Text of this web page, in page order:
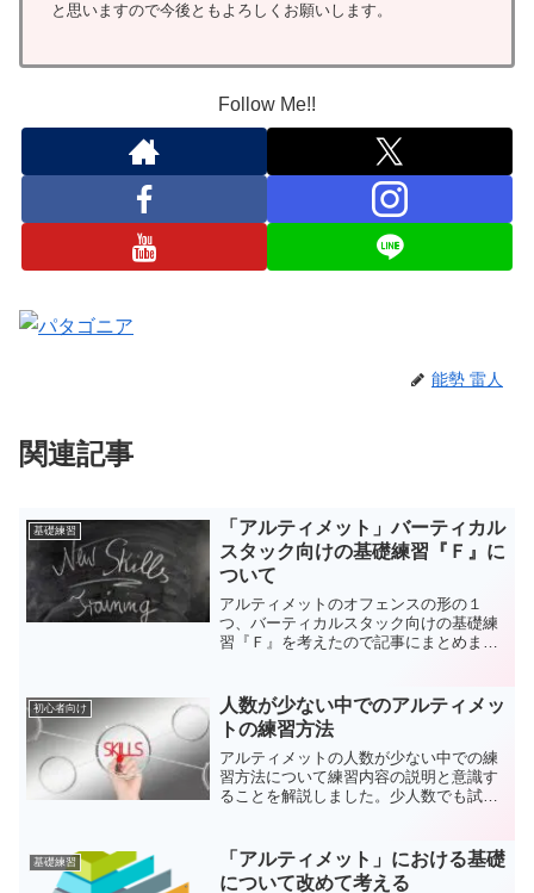
と思いますので今後ともよろしくお願いします。
Follow Me!!
能勢 雷人
関連記事
基礎練習
「アルティメット」バーティカル
スタック向けの基礎練習『Ｆ』に
ついて
アルティメットのオフェンスの形の１
つ、バーティカルスタック向けの基礎練
習『Ｆ』を考えたので記事にまとめまし
初心者向け
人数が少ない中でのアルティメッ
トの練習方法
アルティメットの人数が少ない中での練
習方法について練習内容の説明と意識す
ることを解説しました。少人数でも試合
基礎練習
「アルティメット」における基礎
について改めて考える